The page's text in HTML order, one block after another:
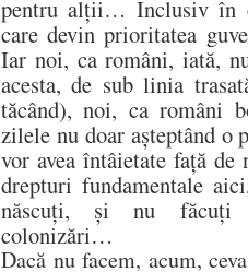
pentru alții… Inclusiv în
care devin prioritatea
Iar noi, ca români, iată,
acesta, de sub linia
tăcând), noi, ca români
zilele nu doar așteptând
vor avea întâietate față
drepturi fundamentale
născuți, și nu făcuți
colonizări…
Dacă nu facem, acum,